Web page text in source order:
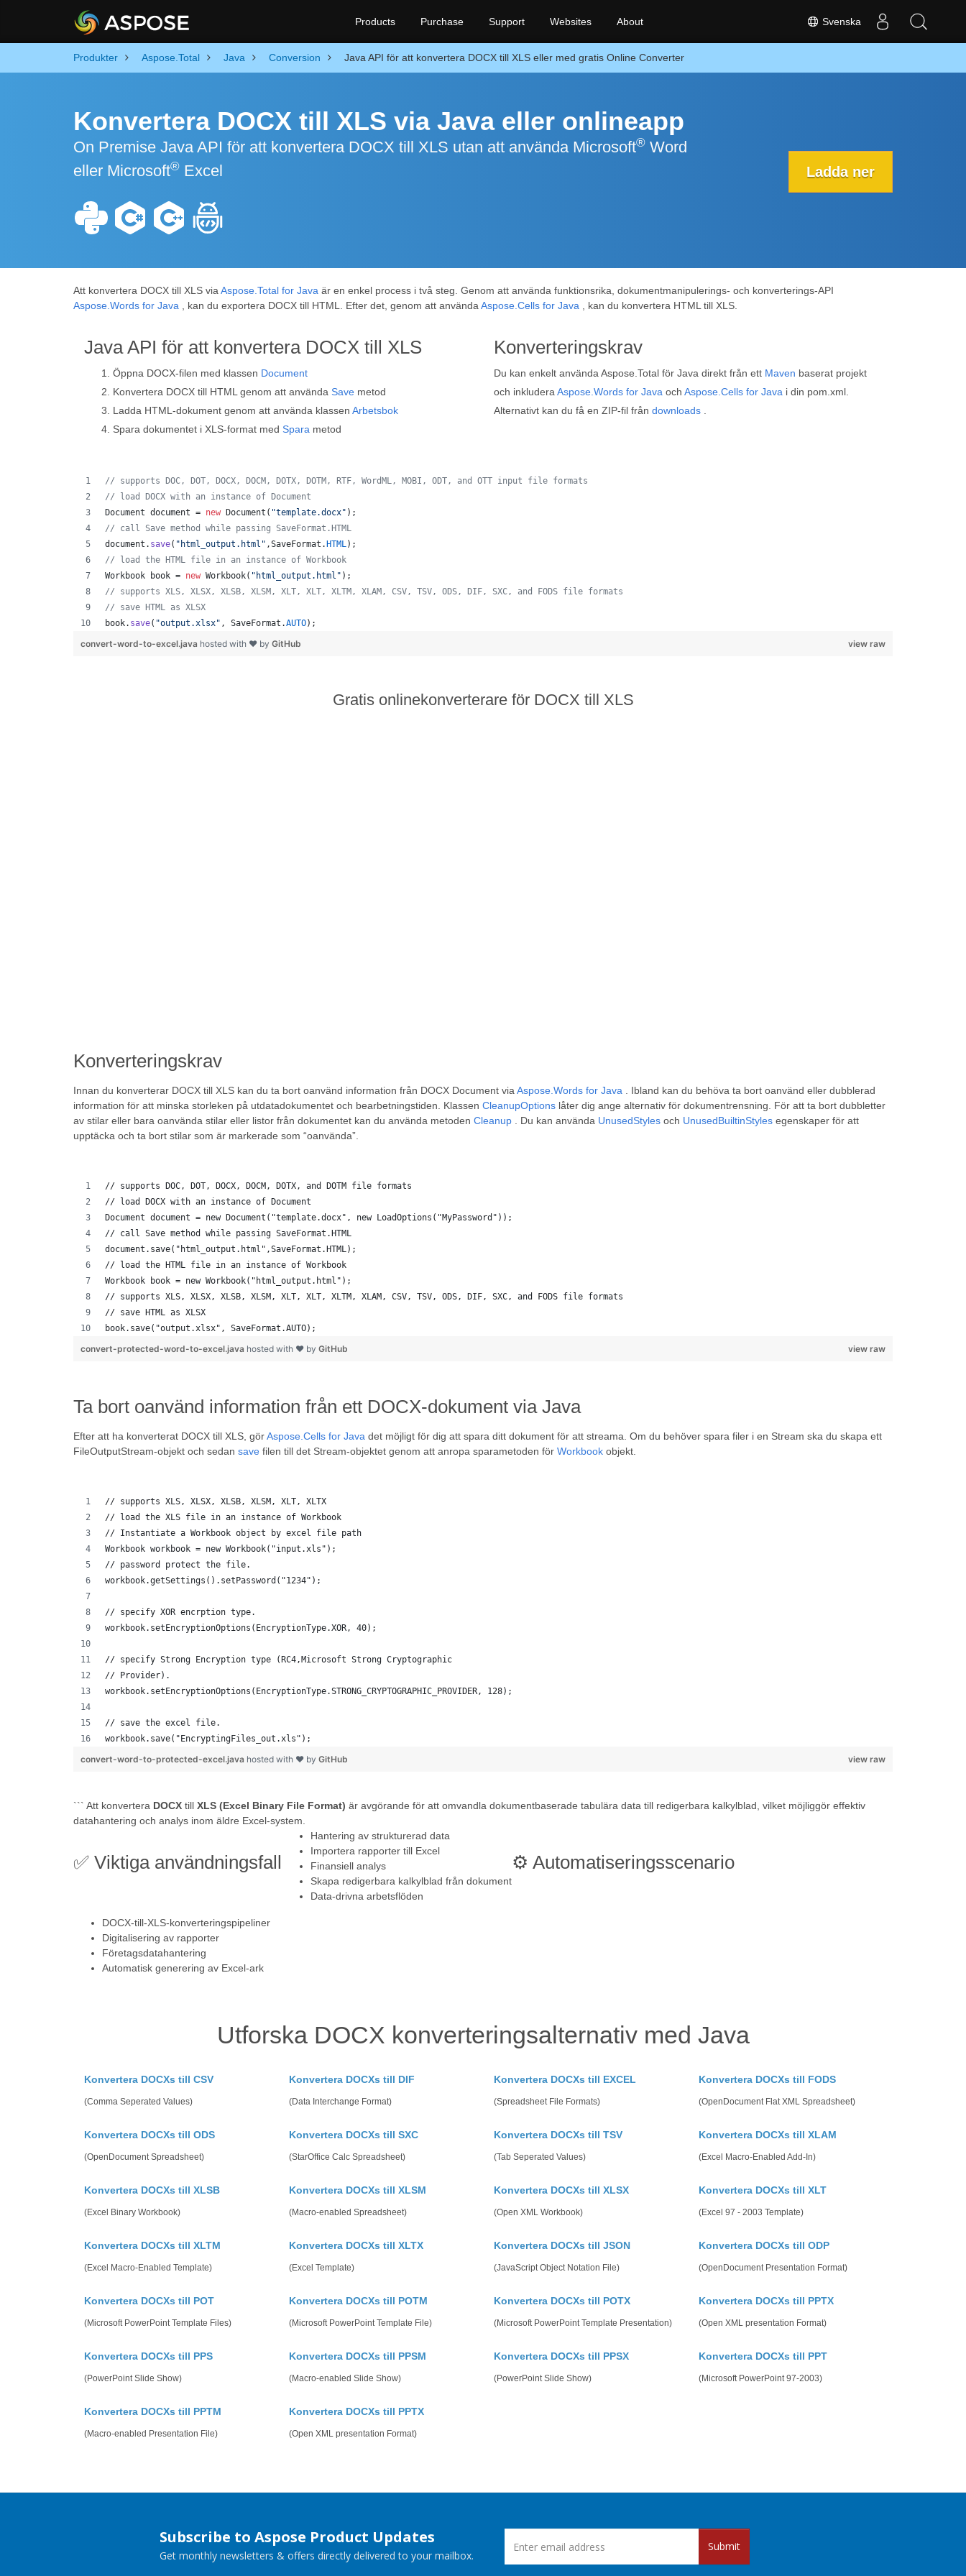
Svenska
Products Purchase Support Websites About
Produkter Aspose.Total Java Conversion Java API för att konvertera DOCX till XLS eller med gratis Online Converter
Konvertera DOCX till XLS via Java eller onlineapp
On Premise Java API för att konvertera DOCX till XLS utan att använda Microsoft® Word
eller Microsoft® Excel Ladda ner
Att konvertera DOCX till XLS via Aspose.Total for Java är en enkel process i två steg. Genom att använda funktionsrika, dokumentmanipulerings- och konverterings-API
Aspose.Words for Java , kan du exportera DOCX till HTML. Efter det, genom att använda Aspose.Cells for Java , kan du konvertera HTML till XLS.
Java API för att konvertera DOCX till XLS
Öppna DOCX-filen med klassen Document
Konvertera DOCX till HTML genom att använda Save metod
Ladda HTML-dokument genom att använda klassen Arbetsbok
Spara dokumentet i XLS-format med Spara metod
Konverteringskrav
Du kan enkelt använda Aspose.Total för Java direkt från ett Maven baserat projekt
och inkludera Aspose.Words for Java och Aspose.Cells for Java i din pom.xml.
Alternativt kan du få en ZIP-fil från downloads
// supports DOC, DOT, DOCX, DOCM, DOTX, DOTM, RTF, WordML, MOBI, ODT, and OTT input file formats
// load DOCX with an instance of Document
Document document = new Document ( "template.docx" );
// call Save method while passing SaveFormat.HTML
document . save( "html_output.html" ,SaveFormat . HTML);
// load the HTML file in an instance of Workbook
Workbook
book = new Workbook( "html_output.html" );
// supports XLS, XLSX, XLSB, XLSM, XLT, XLT, XLTM, XLAM, CSV, TSV, ODS, DIF, SXC, and FODS file formats
// save HTML as XLSX
book. save( "output.xlsx" , SaveFormat .AUTO);
view raw
convert-word-to-excel.java hosted with ❤ by GitHub
Gratis onlinekonverterare för DOCX till XLS
Konverteringskrav
Innan du konverterar DOCX till XLS kan du ta bort oanvänd information från DOCX Document via Aspose.Words for Java . Ibland kan du behöva ta bort oanvänd eller dubblerad
information för att minska storleken på utdatadokumentet och bearbetningstiden. Klassen CleanupOptions låter dig ange alternativ för dokumentrensning. För att ta bort dubbletter
av stilar eller bara oanvända stilar eller listor från dokumentet kan du använda metoden Cleanup . Du kan använda UnusedStyles och UnusedBuiltinStyles egenskaper för att
upptäcka och ta bort stilar som är markerade som “oanvända”.
// supports DOC, DOT, DOCX, DOCM, DOTX, and DOTM file formats
// load DOCX with an instance of Document
Document document = new Document("template.docx", new LoadOptions("MyPassword"));
// call Save method while passing SaveFormat.HTML
document.save("html_output.html",SaveFormat.HTML);
// load the HTML file in an instance of Workbook
Workbook book = new Workbook("html_output.html");
// supports XLS, XLSX, XLSB, XLSM, XLT, XLT, XLTM, XLAM, CSV, TSV, ODS, DIF, SXC, and FODS file formats
// save HTML as XLSX
book.save("output.xlsx", SaveFormat.AUTO);
view raw
convert-protected-word-to-excel.java hosted with ❤ by GitHub
Ta bort oanvänd information från ett DOCX-dokument via Java
Efter att ha konverterat DOCX till XLS, görAspose.Cells for Java det möjligt för dig att spara ditt dokument för att streama. Om du behöver spara filer i en Stream ska du skapa ett
FileOutputStream-objekt och sedan save filen till det Stream-objektet genom att anropa sparametoden för Workbook objekt.
// supports XLS, XLSX, XLSB, XLSM, XLT, XLTX
// load the XLS file in an instance of Workbook
// Instantiate a Workbook object by excel file path
Workbook workbook = new Workbook("input.xls");
// password protect the file.
workbook.getSettings().setPassword("1234");
// specify XOR encrption type.
workbook.setEncryptionOptions(EncryptionType.XOR, 40);
// specify Strong Encryption type (RC4,Microsoft Strong Cryptographic
// Provider).
workbook.setEncryptionOptions(EncryptionType.STRONG_CRYPTOGRAPHIC_PROVIDER, 128);
// save the excel file.
workbook.save("EncryptingFiles_out.xls");
view raw
convert-word-to-protected-excel.java hosted with ❤ by GitHub
``` Att konvertera DOCX till XLS (Excel Binary File Format) är avgörande för att omvandla dokumentbaserade tabulära data till redigerbara kalkylblad, vilket möjliggör effektiv
datahantering och analys inom äldre Excel-system.
✅ Viktiga användningsfall
Hantering av strukturerad data
Importera rapporter till Excel
Finansiell analys
Skapa redigerbara kalkylblad från dokument
Data-drivna arbetsflöden
⚙️ Automatiseringsscenario
DOCX-till-XLS-konverteringspipeliner
Digitalisering av rapporter
Företagsdatahantering
Automatisk generering av Excel-ark
Utforska DOCX konverteringsalternativ med Java
Konvertera DOCXs till CSV
(Comma Seperated Values)
Konvertera DOCXs till DIF
(Data Interchange Format)
Konvertera DOCXs till EXCEL
(Spreadsheet File Formats)
Konvertera DOCXs till FODS
(OpenDocument Flat XML Spreadsheet)
Konvertera DOCXs till ODS
(OpenDocument Spreadsheet)
Konvertera DOCXs till SXC
(StarOffice Calc Spreadsheet)
Konvertera DOCXs till TSV
(Tab Seperated Values)
Konvertera DOCXs till XLAM
(Excel Macro-Enabled Add-In)
Konvertera DOCXs till XLSB
(Excel Binary Workbook)
Konvertera DOCXs till XLSM
(Macro-enabled Spreadsheet)
Konvertera DOCXs till XLSX
(Open XML Workbook)
Konvertera DOCXs till XLT
(Excel 97 - 2003 Template)
Konvertera DOCXs till XLTM
(Excel Macro-Enabled Template)
Konvertera DOCXs till XLTX
(Excel Template)
Konvertera DOCXs till JSON
(JavaScript Object Notation File)
Konvertera DOCXs till ODP
(OpenDocument Presentation Format)
Konvertera DOCXs till POT
(Microsoft PowerPoint Template Files)
Konvertera DOCXs till POTM
(Microsoft PowerPoint Template File)
Konvertera DOCXs till POTX
(Microsoft PowerPoint Template Presentation)
Konvertera DOCXs till PPTX
(Open XML presentation Format)
Konvertera DOCXs till PPS
(PowerPoint Slide Show)
Konvertera DOCXs till PPSM
(Macro-enabled Slide Show)
Konvertera DOCXs till PPSX
(PowerPoint Slide Show)
Konvertera DOCXs till PPT
(Microsoft PowerPoint 97-2003)
Konvertera DOCXs till PPTM
(Macro-enabled Presentation File)
Konvertera DOCXs till PPTX
(Open XML presentation Format)
Subscribe to Aspose Product Updates
Get monthly newsletters & offers directly delivered to your mailbox.
Submit